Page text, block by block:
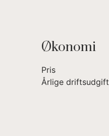
Økonomi
Pris
Årlige